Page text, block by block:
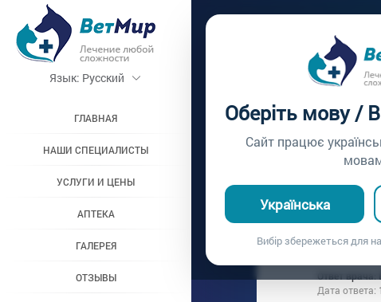
Оберіть мову /
Сайт працює
Українська
Вибір збережеться для
Язык: Русский
ГЛАВНАЯ
НАШИ СПЕЦИАЛИСТЫ
УСЛУГИ И ЦЕНЫ
АПТЕКА
ГАЛЕРЕЯ
ОТЗЫВЫ
Вопросы врачу /
Вопрос врачу №139
Вопрос владельца:
Дата вопроса:
Добрый день.
заменить
Ответ
Дата ответа: